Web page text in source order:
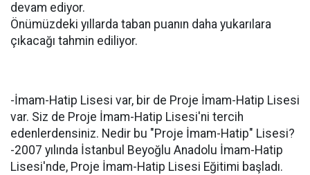
devam ediyor.
Önümüzdeki yıllarda taban puanın daha yukarılara
çıkacağı tahmin ediliyor.
-İmam-Hatip Lisesi var, bir de Proje İmam-Hatip Lisesi
var. Siz de Proje İmam-Hatip Lisesi'ni tercih
edenlerdensiniz. Nedir bu "Proje İmam-Hatip" Lisesi?
-2007 yılında İstanbul Beyoğlu Anadolu İmam-Hatip
Lisesi'nde, Proje İmam-Hatip Lisesi Eğitimi başladı.